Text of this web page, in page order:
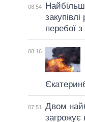
08:54
перебої
08:16
07:51
Двом
загрожує